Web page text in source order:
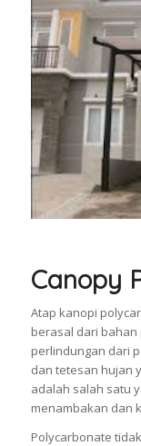
Canopy
Atap kanopi
berasal dari
perlindungan dari
dan tetesan hujan
adalah salah satu
menambakan dan
Polycarbonate